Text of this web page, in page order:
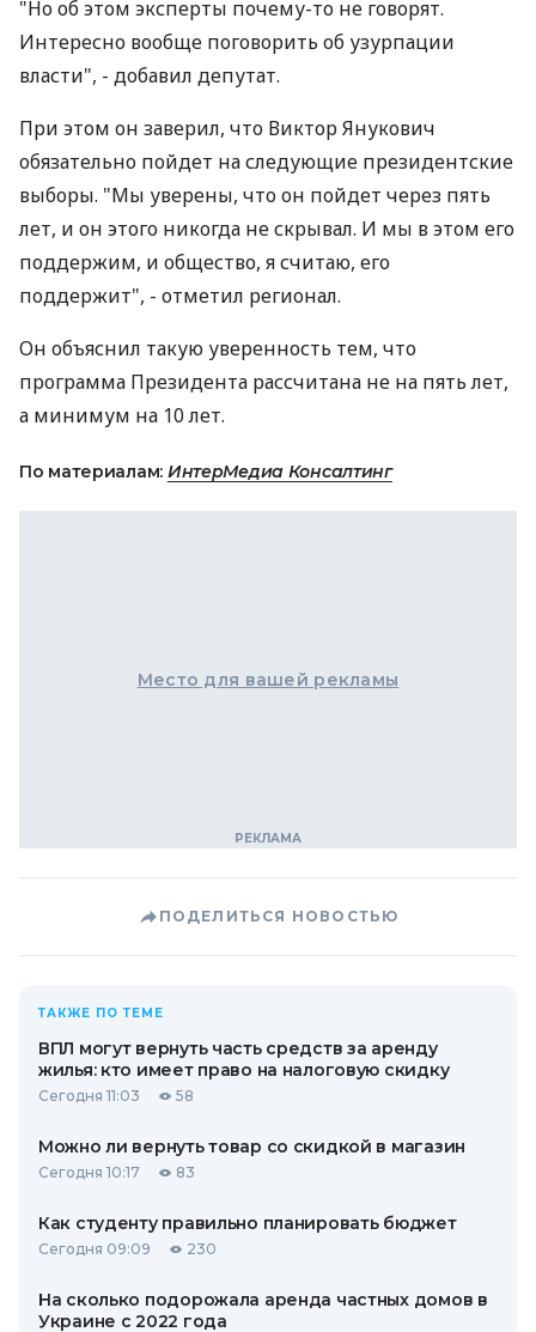
"Но об этом эксперты почему-то не говорят.
Интересно вообще поговорить об узурпации
власти", - добавил депутат.
При этом он заверил, что Виктор Янукович
обязательно пойдет на следующие президентские
выборы. "Мы уверены, что он пойдет через пять
лет, и он этого никогда не скрывал. И мы в этом его
поддержим, и общество, я считаю, его
поддержит", - отметил регионал.
Он объяснил такую уверенность тем, что
программа Президента рассчитана не на пять лет,
а минимум на 10 лет.
По материалам: ИнтерМедиа Консалтинг
Место для вашей рекламы
ПОДЕЛИТЬСЯ НОВОСТЬЮ
ТАКЖЕ ПО ТЕМЕ
ВПЛ могут вернуть часть средств за аренду
жилья: кто имеет право на налоговую скидку
Сегодня 11:03 58
Можно ли вернуть товар со скидкой в ​​магазин
Сегодня 10:17 83
Как студенту правильно планировать бюджет
Сегодня 09:09 230
На сколько подорожала аренда частных домов в
Украине с 2022 года